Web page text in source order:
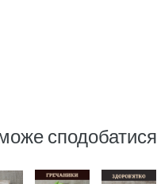
сподобатися